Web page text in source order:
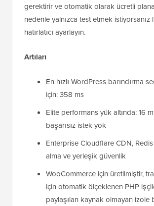
gerektirir ve otomatik olarak ücretli
nedenle yalnızca test etmek istiyorsanız
hatırlatıcı ayarlayın.
Artıları
En hızlı WordPress barındırma
için: 358 ms
Elite performans yük altında: 16
başarısız istek yok
Enterprise Cloudflare CDN,
alma ve yerleşik güvenlik
WooCommerce için üretilmiştir,
için otomatik ölçeklenen PHP
paylaşılan kaynak olmayan izole